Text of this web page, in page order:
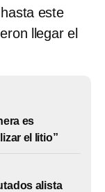
este
llegar el
es
el litio”
alista